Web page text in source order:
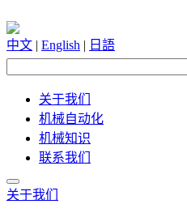
中文 | English | 日語
关于我们
机械自动化
机械知识
联系我们
关于我们